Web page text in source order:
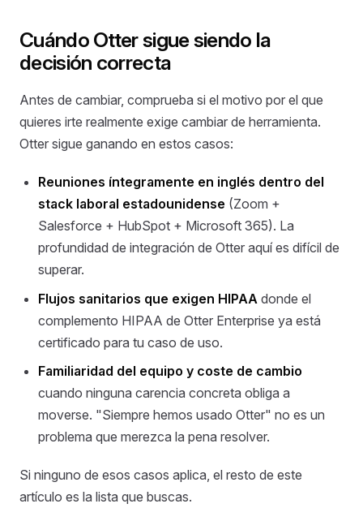
Cuándo Otter sigue siendo la
decisión correcta
Antes de cambiar, comprueba si el motivo por el que
quieres irte realmente exige cambiar de herramienta.
Otter sigue ganando en estos casos:
Reuniones íntegramente en inglés dentro del
stack laboral estadounidense (Zoom +
Salesforce + HubSpot + Microsoft 365). La
profundidad de integración de Otter aquí es difícil de
superar.
Flujos sanitarios que exigen HIPAA donde el
complemento HIPAA de Otter Enterprise ya está
certificado para tu caso de uso.
Familiaridad del equipo y coste de cambio
cuando ninguna carencia concreta obliga a
moverse. "Siempre hemos usado Otter" no es un
problema que merezca la pena resolver.
Si ninguno de esos casos aplica, el resto de este
artículo es la lista que buscas.